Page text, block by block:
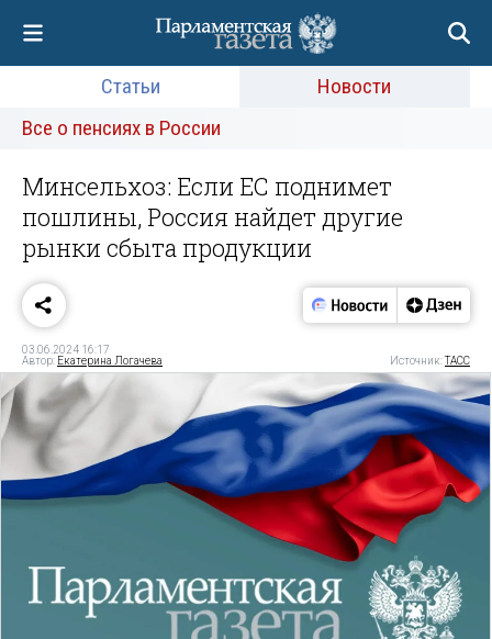
Статьи
Новости
Все о пенсиях в России
Минсельхоз: Если ЕС поднимет
пошлины, Россия найдет другие
рынки сбыта продукции
03.06.2024 16:17
Автор: Екатерина Логачева Источник:ТАСС